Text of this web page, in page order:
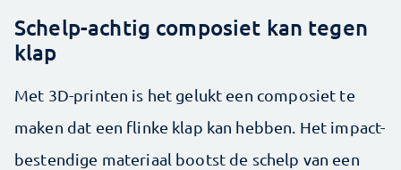
Schelp-achtig composiet kan tegen
klap
Met 3D-printen is het gelukt een composiet te
maken dat een flinke klap kan hebben. Het impact-
bestendige materiaal bootst de schelp van een